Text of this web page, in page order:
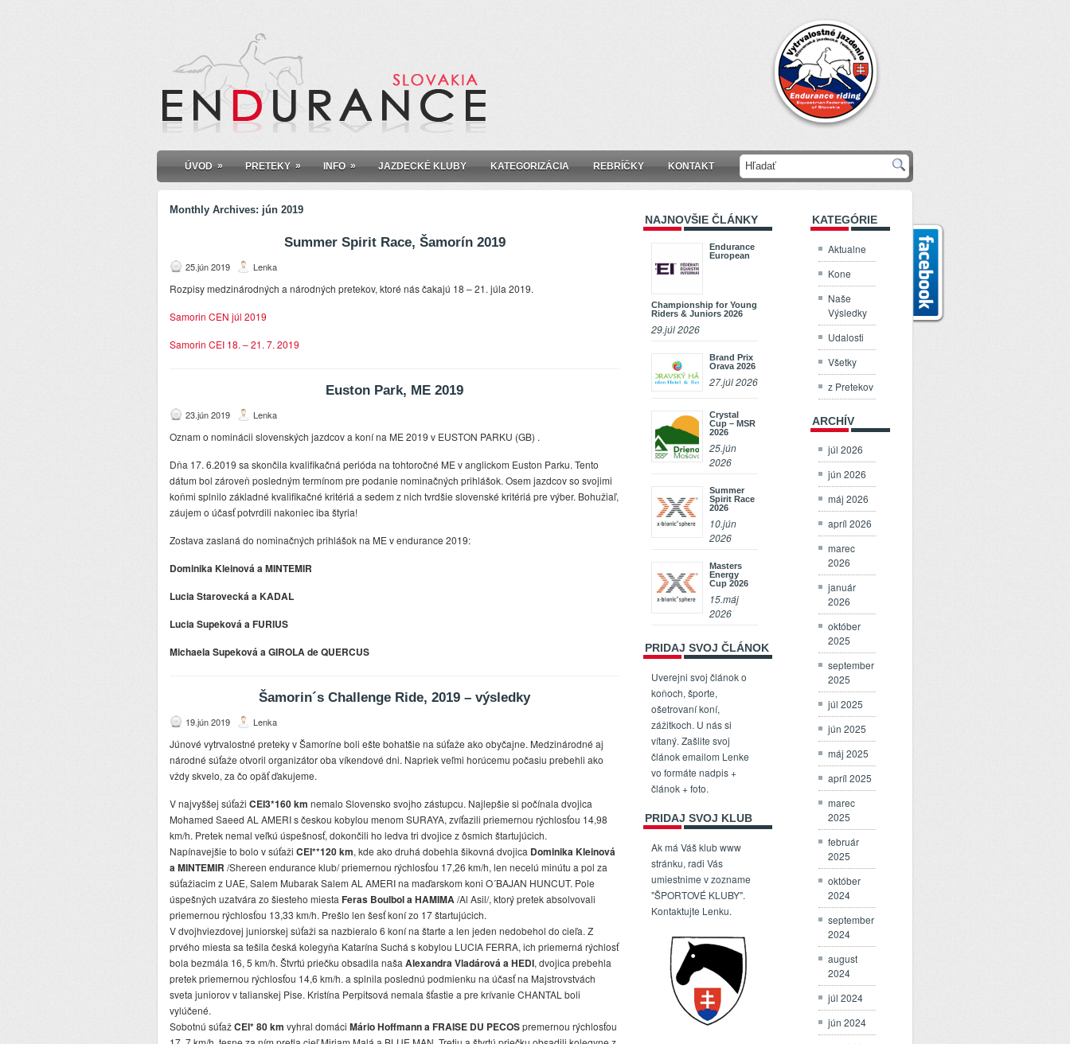
ÚVOD » PRETEKY » INFO » JAZDECKÉ KLUBY KATEGORIZÁCIA REBRÍČKY KONTAKT
Monthly Archives: jún 2019
Summer Spirit Race, Šamorín 2019
25.jún 2019 Lenka
Rozpisy medzinárodných a národných pretekov, ktoré nás čakajú 18 – 21. júla 2019.
Samorin CEN júl 2019
Samorin CEI 18. – 21. 7. 2019
Euston Park, ME 2019
23.jún 2019 Lenka
Oznam o nominácii slovenských jazdcov a koní na ME 2019 v EUSTON PARKU (GB) .
Dňa 17. 6.2019 sa skončila kvalifikačná perióda na tohtoročné ME v anglickom Euston Parku. Tento
dátum bol zároveň posledným termínom pre podanie nominačných prihlášok. Osem jazdcov so svojimi
koňmi splnilo základné kvalifikačné kritériá a sedem z nich tvrdšie slovenské kritériá pre výber. Bohužiaľ,
záujem o účasť potvrdili nakoniec iba štyria!
Zostava zaslaná do nominačných prihlášok na ME v endurance 2019:
Dominika Kleinováa MINTEMIR
Lucia Staroveckáa KADAL
Lucia Supekováa FURIUS
Michaela Supekováa GIROLA de QUERCUS
Šamorin´s Challenge Ride, 2019 – výsledky
19.jún 2019 Lenka
Júnové vytrvalostné preteky v Šamoríne boli ešte bohatšie na súťaže ako obyčajne. Medzinárodné aj
národné súťaže otvoril organizátor oba víkendové dni. Napriek veľmi horúcemu počasiu prebehli ako
vždy skvelo, za čo opäť ďakujeme.
V najvyššej súťaži CEI3*160 km nemalo Slovensko svojho zástupcu. Najlepšie si počínala dvojica
Mohamed Saeed AL AMERI s českou kobylou menom SURAYA, zvíťazili priemernou rýchlosťou 14,98
km/h. Pretek nemal veľkú úspešnosť, dokončili ho ledva tri dvojice z ôsmich štartujúcich.
Napínavejšie to bolo v súťaži CEI**120 km, kde ako druhá dobehla šikovná dvojica Dominika Kleinová
a MINTEMIR /Shereen endurance klub/ priemernou rýchlosťou 17,26 km/h, len necelú minútu a pol za
súťažiacim z UAE, Salem Mubarak Salem AL AMERI na maďarskom koni O´BAJAN HUNCUT. Pole
úspešných uzatvára zo šiesteho miesta Feras Boulbol a HAMIMA/Al Asil/, ktorý pretek absolvovali
priemernou rýchlosťou 13,33 km/h. Prešlo len šesť koní zo 17 štartujúcich.
V dvojhviezdovej juniorskej súťaži sa nazbieralo 6 koní na štarte a len jeden nedobehol do cieľa. Z
prvého miesta sa tešila česká kolegyňa Katarína Suchá s kobylou LUCIA FERRA, ich priemerná rýchlosť
bola bezmála 16, 5 km/h. Štvrtú priečku obsadila naša Alexandra Vladárová a HEDI, dvojica prebehla
pretek priemernou rýchlosťou 14,6 km/h. a splnila poslednú podmienku na účasť na Majstrovstvách
sveta juniorov v talianskej Pise. Kristína Perpitsová nemala šťastie a pre krívanie CHANTAL boli
vylúčené.
Sobotnú súťažCEI* 80 km vyhral domáci Mário Hoffmann a FRAISE DU PECOSpremernou rýchlosťou
NAJNOVŠIE ČLÁNKY
Endurance
European
Championship for Young
Riders & Juniors 2026
29.júl 2026
Brand Prix
Orava 2026
27.júl 2026
Crystal
Cup – MSR
2026
25.jún
2026
Summer
Spirit Race
2026
10.jún
2026
Masters
Energy
Cup 2026
15.máj
2026
PRIDAJ SVOJ ČLÁNOK
Uverejni svoj článok o
koňoch, športe,
ošetrovaní koní,
zážitkoch. U nás si
vítaný. Zašlite svoj
článok emailom Lenke
vo formáte nadpis +
článok + foto.
PRIDAJ SVOJ KLUB
Ak má Váš klub www
stránku, radi Vás
umiestnime v zozname
"ŠPORTOVÉ KLUBY".
Kontaktujte Lenku.
KATEGÓRIE
Aktualne
Kone
Naše
Výsledky
Udalosti
Všetky
z Pretekov
ARCHÍV
júl 2026
jún 2026
máj 2026
apríl 2026
marec
2026
január
2026
október
2025
september
2025
júl 2025
jún 2025
máj 2025
apríl 2025
marec
2025
február
2025
október
2024
september
2024
august
2024
júl 2024
jún 2024